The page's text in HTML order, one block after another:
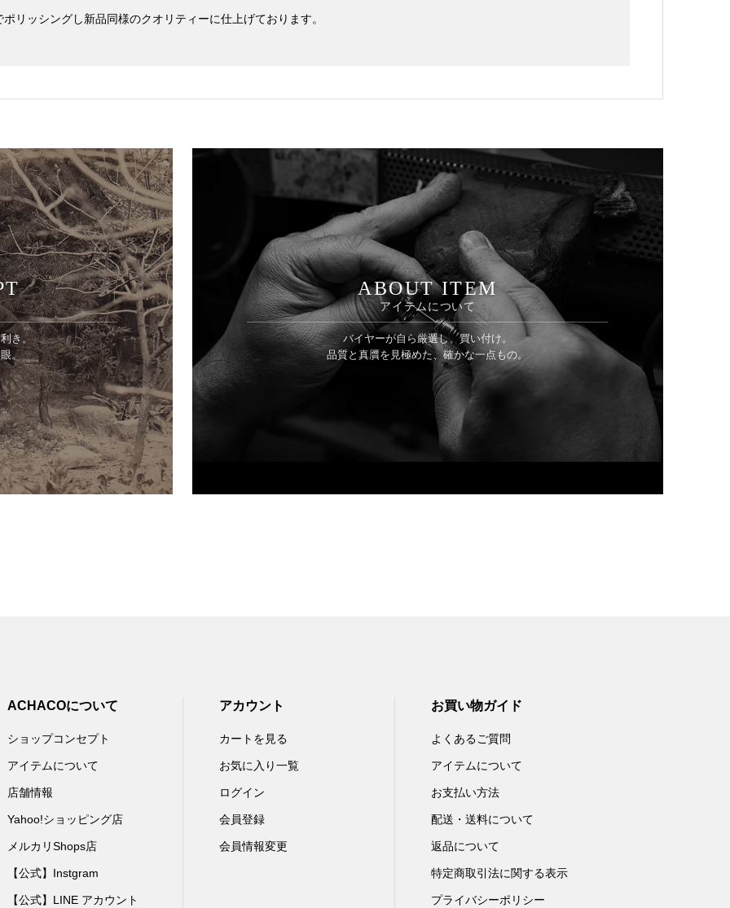
リッシングし新品同様のクオリティーに仕上げております。
き。
。
ABOUT ITEM
アイテムについて
バイヤーが自ら厳選し、買い付け。
品質と真贋を見極めた、確かな一点もの。
ACHACOについて
ショップコンセプト
アイテムについて
店舗情報
Yahoo!ショッピング店
メルカリShops店
【公式】Instgram
【公式】LINE アカウント
アカウント
カートを見る
お気に入り一覧
ログイン
会員登録
会員情報変更
お買い物ガイド
よくあるご質問
アイテムについて
お支払い方法
配送・送料について
返品について
特定商取引法に関する表示
プライバシーポリシー